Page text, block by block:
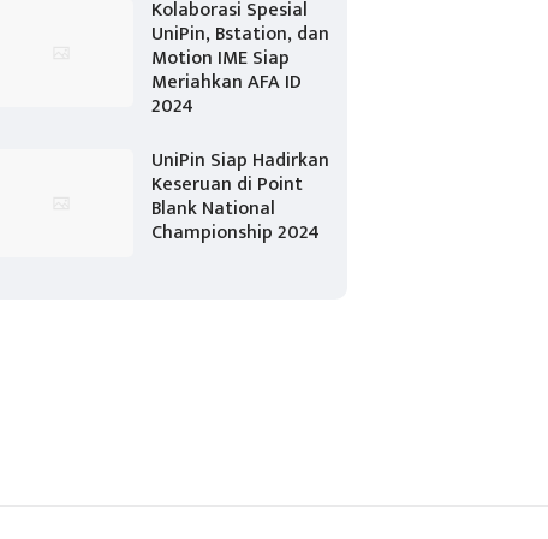
Kolaborasi Spesial
UniPin, Bstation, dan
Motion IME Siap
Meriahkan AFA ID
2024
UniPin Siap Hadirkan
Keseruan di Point
Blank National
Championship 2024